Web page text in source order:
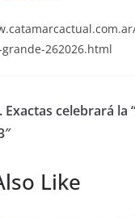
262026.html
Exactas celebrará la
Like